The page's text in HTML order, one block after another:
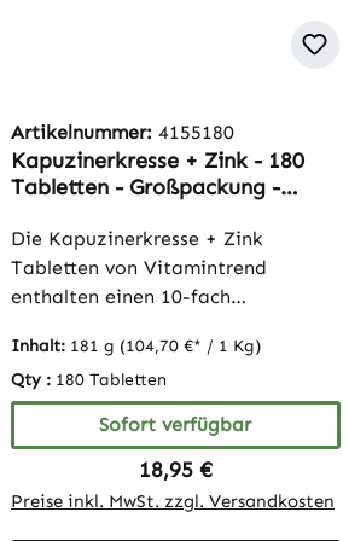
Artikelnummer: 4155180
Kapuzinerkresse + Zink - 180
Tabletten - Großpackung -
Die Kapuzinerkresse + Zink
Tabletten von Vitamintrend
enthalten einen 10-fach
Kapuzinerkresse mit einer
Tagesmenge von 1.500 mg Extrakt,
was 15.000 mg frischer Pflanze
entspricht. Zusätzlich liefern 3
Tabletten 6 mg Zink aus
hochwertigem Zinkcitrat. Die
Inhalt: 181 g (104,70 €* / 1 Kg)
Qty : 180 Tabletten
Sofort verfügbar
Regulärer Preis:
18,95 €
Preise inkl. MwSt. zzgl. Versandkosten